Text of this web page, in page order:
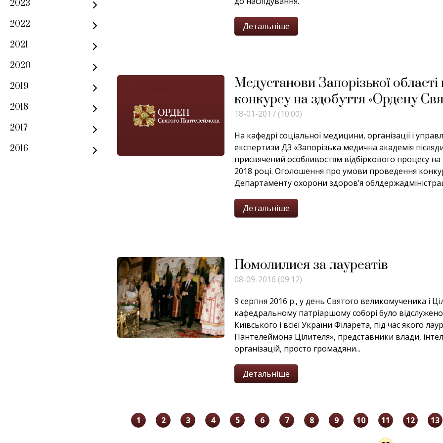
2023
2022
2021
2020
2019
2018
2017
2016
Детальніше
Медустанови Запорізької
конкурсу на здобуття «Ордену
18-01-2017 (10:00)
На кафедрі соціальної медицини, організації і
експертизи ДЗ «Запорізька медична академія
присвячений особливостям відбіркового процесу
2018 році. Оголошення про умови проведення
Департаменту охорони здоров’я
Детальніше
Помолилися за лауреатів
08-09-2016 (09:12)
9 серпня 2016 р., у день Святого великомученика і
кафедральному патріаршому соборі було
Київського і всієї України Філарета, під час якого
Пантелеймона Цілителя», представники влади,
організацій, просто громадяни...
Детальніше
1 2 3 4 5 6 7 8 9 10 11 12 13